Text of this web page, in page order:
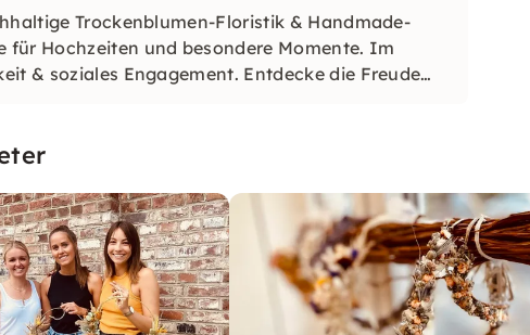
Trockenblumen-Floristik & Handmade-
Hochzeiten und besondere Momente. Im
& soziales Engagement. Entdecke die Freude